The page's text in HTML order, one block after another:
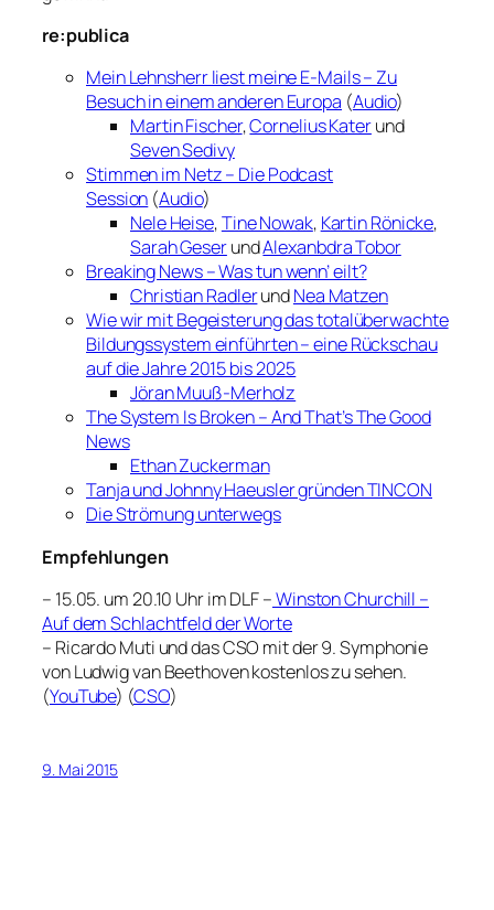
re:publica
Mein Lehnsherr liest meine E-Mails – Zu
Besuch in einem anderen Europa (Audio)
Martin Fischer,Cornelius Katerund
Seven Sedivy
Stimmen im Netz – Die Podcast
Session (Audio)
Nele Heise,Tine Nowak, Kartin Rönicke,
Sarah GeserundAlexanbdra Tobor
Breaking News – Was tun wenn’ eilt?
Christian RadlerundNea Matzen
Wie wir mit Begeisterung das totalüberwachte
Bildungssystem einführten – eine Rückschau
auf die Jahre 2015 bis 2025
Jöran Muuß-Merholz
The System Is Broken – And That’s The Good
News
Ethan Zuckerman
Tanja und Johnny Haeusler gründen TINCON
Die Strömung unterwegs
Empfehlungen
– 15.05. um 20.10 Uhr im DLF –Winston Churchill –
Auf dem Schlachtfeld der Worte
– Ricardo Muti und das CSO mit der 9. Symphonie
von Ludwig van Beethoven kostenlos zu sehen.
(YouTube) (CSO)
9. Mai 2015